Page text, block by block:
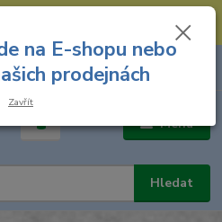
--- Prodejna nářadí: 731 449 423 --
Menu
Hledat
za
na E-shopu nebo
prodejnách
Zavřít